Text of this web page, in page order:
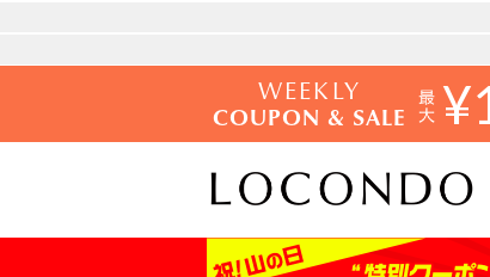
WEEKLY
COUPON & SALE ¥